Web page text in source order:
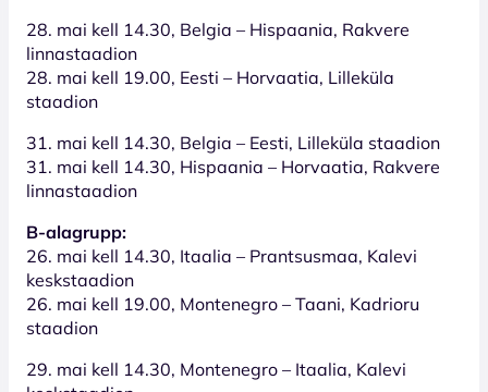
28. mai kell 14.30, Belgia – Hispaania, Rakvere
linnastaadion
28. mai kell 19.00, Eesti – Horvaatia, Lilleküla
staadion
31. mai kell 14.30, Belgia – Eesti, Lilleküla staadion
31. mai kell 14.30, Hispaania – Horvaatia, Rakvere
linnastaadion
B-alagrupp:
26. mai kell 14.30, Itaalia – Prantsusmaa, Kalevi
keskstaadion
26. mai kell 19.00, Montenegro – Taani, Kadrioru
staadion
29. mai kell 14.30, Montenegro – Itaalia, Kalevi